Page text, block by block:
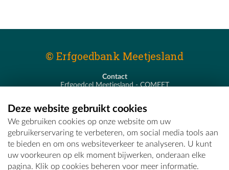
© Erfgoedbank Meetjesland
Contact
Erfgoedcel Meetjesland - COMEET
T - 09 373 75 96
E -erfgoedcel@comeet.be
Deze website gebruikt cookies
We gebruiken cookies op onze website om uw
gebruikerservaring te verbeteren, om social media tools aan
te bieden en om ons websiteverkeer te analyseren. U kunt
uw voorkeuren op elk moment bijwerken, onderaan elke
pagina. Klik op cookies beheren voor meer informatie.